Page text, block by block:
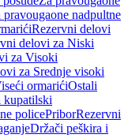
nadpultne
Rezervni delovi
delovi za Niski
za Visoki
za Srednje visoki
ormarićiOstali
kupatilski
policePriborRezervni
Držači peškira i